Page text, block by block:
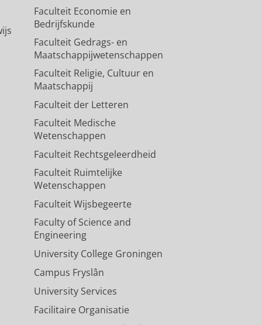
Faculteit Economie en
Bedrijfskunde
Faculteit Gedrags- en
Maatschappijwetenschappen
Faculteit Religie, Cultuur en
Maatschappij
Faculteit der Letteren
Faculteit Medische
Wetenschappen
Faculteit Rechtsgeleerdheid
Faculteit Ruimtelijke
Wetenschappen
Faculteit Wijsbegeerte
Faculty of Science and
Engineering
University College Groningen
Campus Fryslân
University Services
Facilitaire Organisatie